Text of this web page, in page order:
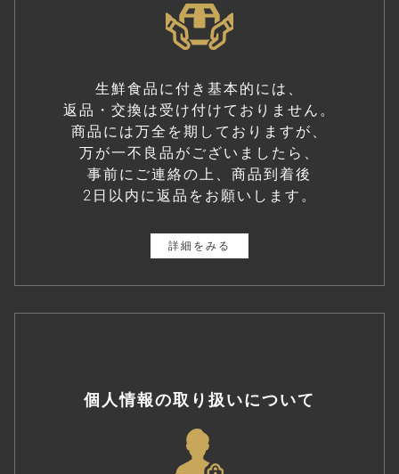
生鮮食品に付き基本的には、
返品・交換は受け付けておりません。
商品には万全を期しておりますが、
万が一不良品がございましたら、
事前にご連絡の上、商品到着後
2日以内に返品をお願いします。
詳細をみる
個人情報の取り扱いについて